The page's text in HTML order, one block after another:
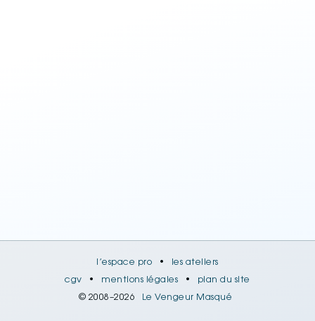
l’espace pro • les ateliers
cgv • mentions légales • plan du site
© 2008–2026 Le Vengeur Masqué